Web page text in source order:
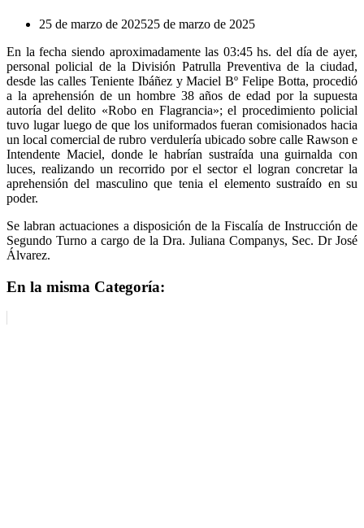
25 de marzo de 202525 de marzo de 2025
En la fecha siendo aproximadamente las 03:45 hs. del día de ayer,
personal policial de la División Patrulla Preventiva de la ciudad,
desde las calles Teniente Ibáñez y Maciel Bº Felipe Botta, procedió
a la aprehensión de un hombre 38 años de edad por la supuesta
autoría del delito «Robo en Flagrancia»; el procedimiento policial
tuvo lugar luego de que los uniformados fueran comisionados hacia
un local comercial de rubro verdulería ubicado sobre calle Rawson e
Intendente Maciel, donde le habrían sustraída una guirnalda con
luces, realizando un recorrido por el sector el logran concretar la
aprehensión del masculino que tenia el elemento sustraído en su
poder.
Se labran actuaciones a disposición de la Fiscalía de Instrucción de
Segundo Turno a cargo de la Dra. Juliana Companys, Sec. Dr José
Álvarez.
En la misma Categoría: